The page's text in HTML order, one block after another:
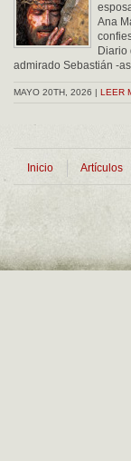
Ana
Diario
admirado Sebastián -
MAYO 20TH, 2026 | LEER
Inicio Artículos